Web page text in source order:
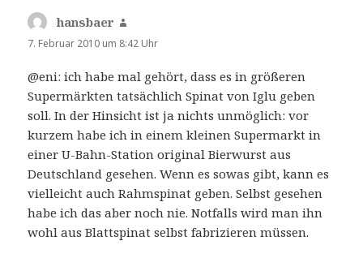
hansbaer
7. Februar 2010 um 8:42 Uhr
@eni: ich habe mal gehört, dass es in größeren
Supermärkten tatsächlich Spinat von Iglu geben
soll. In der Hinsicht ist ja nichts unmöglich: vor
kurzem habe ich in einem kleinen Supermarkt in
einer U-Bahn-Station original Bierwurst aus
Deutschland gesehen. Wenn es sowas gibt, kann es
vielleicht auch Rahmspinat geben. Selbst gesehen
habe ich das aber noch nie. Notfalls wird man ihn
wohl aus Blattspinat selbst fabrizieren müssen.